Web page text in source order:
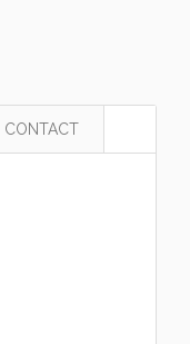
CONTACT